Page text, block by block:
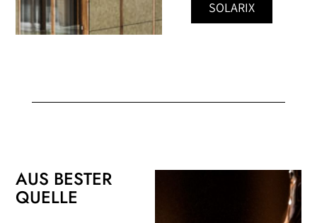
SOLARIX
AUS BESTER
QUELLE